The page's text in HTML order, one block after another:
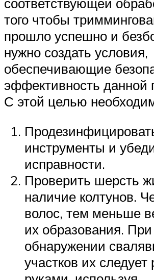
того чтобы
прошло успешно и
нужно создать условия,
обеспечивающие
эффективность данной
С этой целью
инструменты и
исправности.
Проверить шерсть
наличие колтунов.
волос, тем меньше
их образования. При
обнаружении
участков их следует